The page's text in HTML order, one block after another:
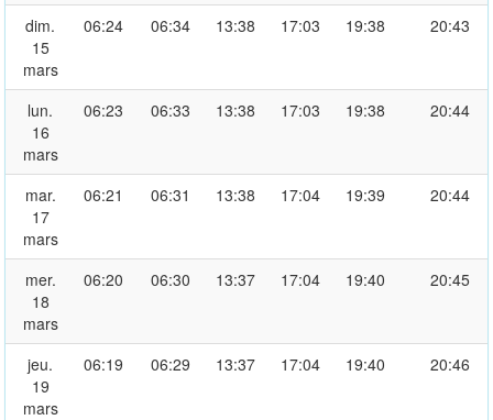
dim.
15
mars
06:24 06:34 13:38 17:03 19:38 20:43
lun.
16
mars
06:23 06:33 13:38 17:03 19:38 20:44
mar.
17
mars
06:21 06:31 13:38 17:04 19:39 20:44
mer.
18
mars
06:20 06:30 13:37 17:04 19:40 20:45
jeu.
19
mars
06:19 06:29 13:37 17:04 19:40 20:46